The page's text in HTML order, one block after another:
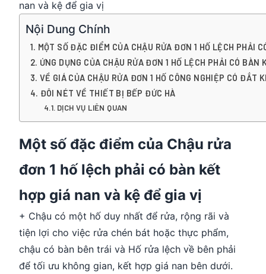
Nội Dung Chính
MỘT SỐ ĐẶC ĐIỂM CỦA CHẬU RỬA ĐƠN 1 HỐ LỆCH PHẢI
ỨNG DỤNG CỦA CHẬU RỬA ĐƠN 1 HỐ LỆCH PHẢI CÓ
VỀ GIÁ CỦA CHẬU RỬA ĐƠN 1 HỐ CÔNG NGHIỆP CÓ ĐẮT
ĐÔI NÉT VỀ THIẾT BỊ BẾP ĐỨC HÀ
DỊCH VỤ LIÊN QUAN
Một số đặc điểm của Chậu rửa
đơn 1 hố lệch phải có bàn kết
hợp giá nan và kệ để gia vị
+ Chậu có một hố duy nhất để rửa, rộng rãi và
tiện lợi cho việc rửa chén bát hoặc thực phẩm,
chậu có bàn bên trái và Hố rửa lệch về bên phải
để tối ưu không gian, kết hợp giá nan bên dưới.